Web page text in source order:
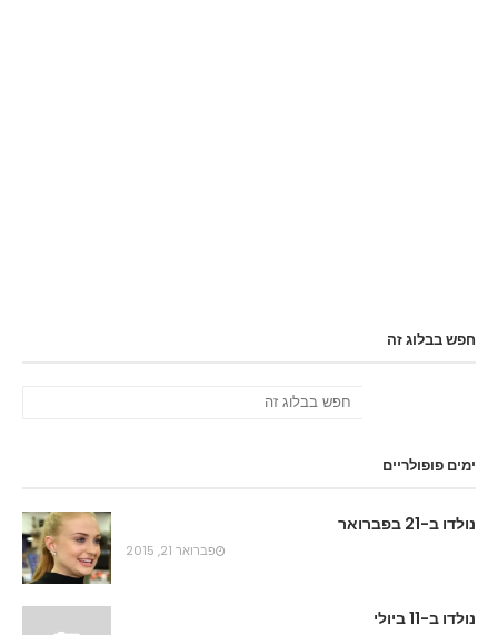
חפש בבלוג זה
ימים פופולריים
נולדו ב-21 בפברואר
פברואר 21, 2015
נולדו ב-11 ביולי